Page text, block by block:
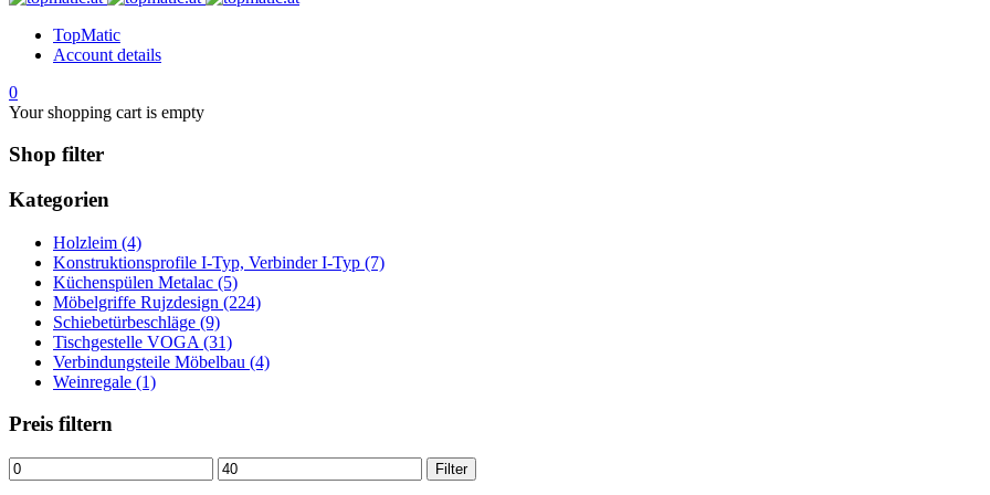
TopMatic
Account details
0
Your shopping cart is empty
Shop filter
Kategorien
Holzleim (4)
Konstruktionsprofile I-Typ, Verbinder I-Typ (7)
Küchenspülen Metalac (5)
Möbelgriffe Rujzdesign (224)
Schiebetürbeschläge (9)
Tischgestelle VOGA (31)
Verbindungsteile Möbelbau (4)
Weinregale (1)
Preis filtern
Min.
Preis
Max.
Preis
Filter